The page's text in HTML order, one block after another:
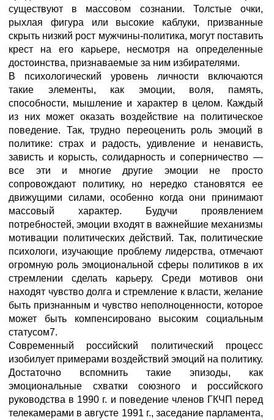
существуют в массовом сознании. Толстые очки,
рыхлая фигура или высокие каблуки, призванные
скрыть низкий рост мужчины-политика, могут поставить
крест на его карьере, несмотря на определенные
достоинства, признаваемые за ним избирателями.
В психологический уровень личности включаются
такие элементы, как эмоции, воля, память,
способности, мышление и характер в целом. Каждый
из них может оказать воздействие на политическое
поведение. Так, трудно переоценить роль эмоций в
политике: страх и радость, удивление и ненависть,
зависть и корысть, солидарность и соперничество —
все эти и многие другие эмоции не просто
сопровождают политику, но нередко становятся ее
движущими силами, особенно когда они принимают
массовый характер. Будучи проявлением
потребностей, эмоции входят в важнейшие механизмы
мотивации политических действий. Так, политические
психологи, изучающие проблему лидерства, отмечают
огромную роль эмоциональной сферы политиков в их
стремлении сделать карьеру. Среди мотивов они
находят чувство долга и стремление к власти, желание
быть признанным и чувство неполноценности, которое
может быть компенсировано высоким социальным
статусом7.
Современный российский политический процесс
изобилует примерами воздействий эмоций на политику.
Достаточно вспомнить такие эпизоды, как
эмоциональные схватки союзного и российского
руководства в 1990 г. и поведение членов ГКЧП перед
телекамерами в августе 1991 г., заседание парламента,